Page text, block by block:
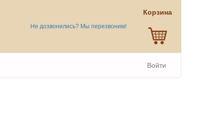
Не дозвонились? Мы перезвоним!
Корзина
Войти